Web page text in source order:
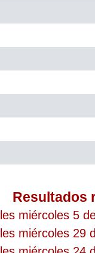
Resultados
miércoles 5
miércoles 29